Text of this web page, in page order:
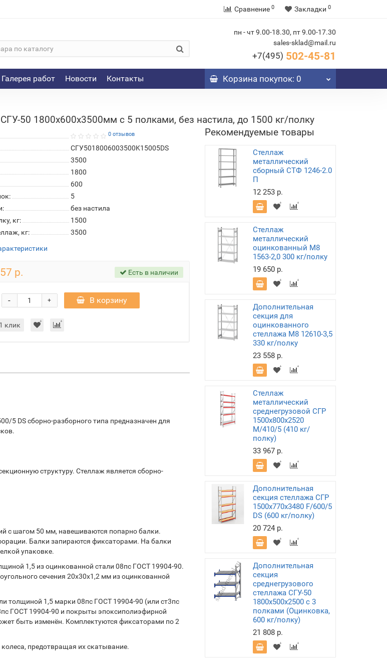
Сравнение 0 Закладки 0
пн - чт 9.00-18.30, пт 9.00-17.30
sales-sklad@mail.ru
+7(495) 502-45-81
Галерея работ Новости Контакты Корзинапокупок: 0
50 1800х600х3500мм с 5 полками, без настила, до 1500 кг/полку
0 отзывов
СГУ5018006003500K15005DS
3500
1800
600
5
без настила
кг:
1500
кг:
3500
р. Есть в наличии
+
- В корзину
клик
5 DS сборно-разборного типа предназначен для
структуру. Стеллаж является сборно-
с шагом 50 мм, навешиваются попарно балки.
Балки запираются фиксаторами. На балки
упаковке.
1,5 из оцинкованной стали 08пс ГОСТ 19904-90.
сечения 20х30х1,2 мм из оцинкованной
толщиной 1,5 марки 08пс ГОСТ 19904-90 (или ст3пс
ГОСТ 19904-90 и покрыты эпоксиполиэфирной
быть изменён. Комплектуются фиксаторами по 2
предотвращая их скатывание.
Рекомендуемые товары
Стеллаж
металлический
сборный СТФ 1246-2.0
П
12 253 р.
Стеллаж
металлический
оцинкованный М8
1563-2,0 300 кг/полку
19 650 р.
Дополнительная
секция для
оцинкованного
стеллажа М8 12610-3,5
330 кг/полку
23 558 р.
Стеллаж
металлический
среднегрузовой СГР
1500х800х2520
M/410/5 (410 кг/
полку)
33 967 р.
Дополнительная
секция стеллажа СГР
1500х770х3480 F/600/5
DS (600 кг/полку)
20 724 р.
Дополнительная
секция
среднегрузового
стеллажа СГУ-50
1800х500х2500 с 3
полками (Оцинковка,
600 кг/полку)
21 808 р.